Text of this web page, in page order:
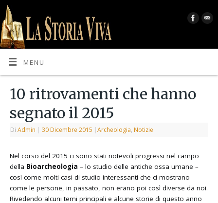
MENU
10 ritrovamenti che hanno
segnato il 2015
DiAdmin | 30 Dicembre 2015 |Archeologia, Notizie
Nel corso del 2015 ci sono stati notevoli progressi nel campo
della Bioarcheologia – lo studio delle antiche ossa umane –
così come molti casi di studio interessanti che ci mostrano
come le persone, in passato, non erano poi così diverse da noi.
Rivedendo alcuni temi principali e alcune storie di questo anno